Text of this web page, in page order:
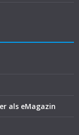
als eMagazin